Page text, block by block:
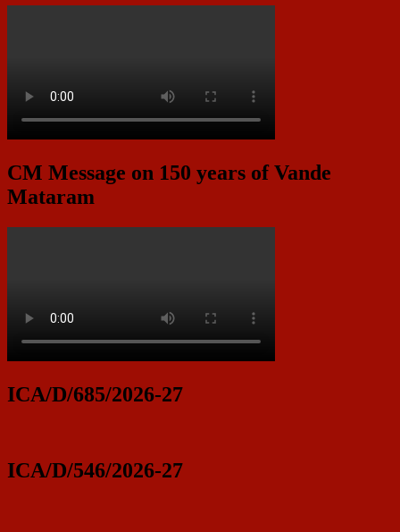
CM Message on 150 years of Vande
Mataram
ICA/D/685/2026-27
ICA/D/546/2026-27